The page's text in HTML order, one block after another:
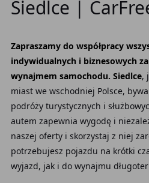
Siedlce |
Zapraszamy do współpracy
indywidualnych i biznesowych
wynajmem samochodu. Siedlce,
miast we wschodniej Polsce,
podróży turystycznych i
autem zapewnia wygodę i
naszej oferty i skorzystaj z niej
potrzebujesz pojazdu na krótki
wyjazd, jak i do wynajmu